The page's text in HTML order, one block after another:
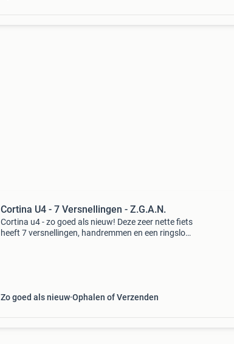
Cortina U4 - 7 Versnellingen - Z.G.A.N.
Cortina u4 - zo goed als nieuw! Deze zeer nette fiets
heeft 7 versnellingen, handremmen en een ringslot.
Zo goed als nieuw Ophalen of Verzenden